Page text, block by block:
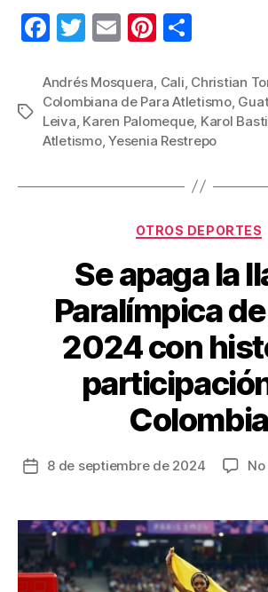
F
c
e
b
o
T
tt
er
E
ail
Pi
er
e
st
m
p
ar
Etiquetas
Andrés Mosquera, Cali, Christian
Colombiana de Para Atletismo,
Leiva, Karen Palomeque, Karol
Atletismo,Yesenia Restrepo
Categorías
OTROS DEPORTES
Se apaga la
Paralímpica
2024 con
Colombia
Fecha
entrada
8 de septiembre de 2024